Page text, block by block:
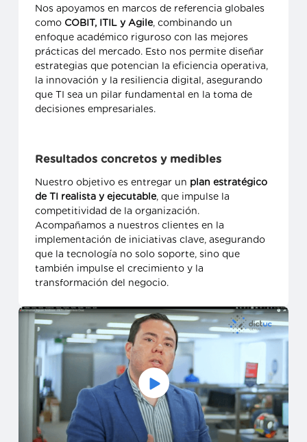
Nos apoyamos en marcos de referencia globales
como COBIT, ITIL y Agile, combinando un
enfoque académico riguroso con las mejores
prácticas del mercado. Esto nos permite diseñar
estrategias que potencian la eficiencia operativa,
la innovación y la resiliencia digital, asegurando
que TI sea un pilar fundamental en la toma de
decisiones empresariales.
Resultados concretos y medibles
Nuestro objetivo es entregar un plan estratégico
de TI realista y ejecutable, que impulse la
competitividad de la organización.
Acompañamos a nuestros clientes en la
implementación de iniciativas clave, asegurando
que la tecnología no solo soporte, sino que
también impulse el crecimiento y la
transformación del negocio.